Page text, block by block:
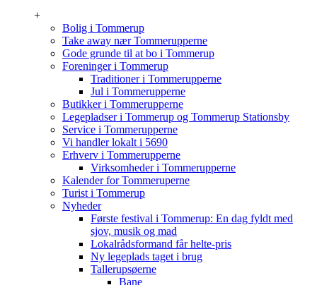
+
Bolig i Tommerup
Take away nær Tommerupperne
Gode grunde til at bo i Tommerup
Foreninger i Tommerup
Traditioner i Tommerupperne
Jul i Tommerupperne
Butikker i Tommerupperne
Legepladser i Tommerup og Tommerup Stationsby
Service i Tommerupperne
Vi handler lokalt i 5690
Erhverv i Tommerupperne
Virksomheder i Tommerupperne
Kalender for Tommeruperne
Turist i Tommerup
Nyheder
Første festival i Tommerup: En dag fyldt med
sjov, musik og mad
Lokalrådsformand får helte-pris
Ny legeplads taget i brug
Tallerupsøerne
Bane